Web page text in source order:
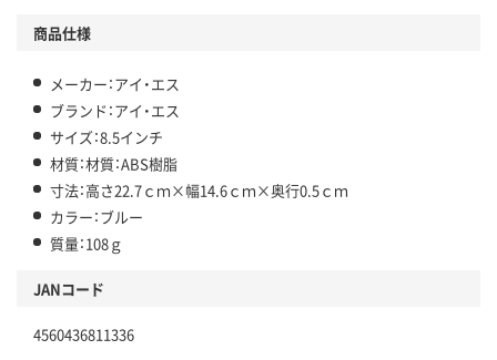
商品仕様
メーカー：アイ・エス
ブランド：アイ・エス
サイズ：8.5インチ
材質：材質：ABS樹脂
寸法：高さ22.7ｃｍ×幅14.6ｃｍ×奥行0.5ｃｍ
カラー：ブルー
質量：108ｇ
JANコード
4560436811336